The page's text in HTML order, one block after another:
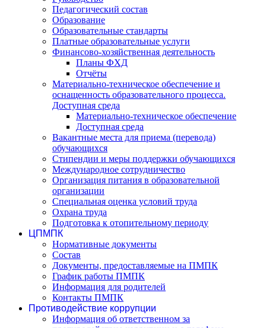
Педагогический состав
Образование
Образовательные стандарты
Платные образовательные услуги
Финансово-хозяйственная деятельность
Планы ФХД
Отчёты
Материально-техническое обеспечение и
оснащенность образовательного процесса.
Доступная среда
Материально-техническое обеспечение
Доступная среда
Вакантные места для приема (перевода)
обучающихся
Стипендии и меры поддержки обучающихся
Международное сотрудничество
Организация питания в образовательной
организации
Специальная оценка условий труда
Охрана труда
Подготовка к отопительному периоду
ЦПМПК
Нормативные документы
Состав
Документы, предоставляемые на ПМПК
График работы ПМПК
Информация для родителей
Контакты ПМПК
Противодействие коррупции
Информация об ответственном за